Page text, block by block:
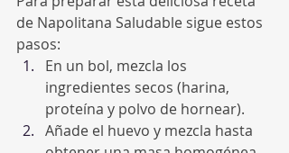
de Napolitana Saludable sigue estos
pasos:
En un bol, mezcla los
ingredientes secos (harina,
proteína y polvo de hornear).
Añade el huevo y mezcla hasta